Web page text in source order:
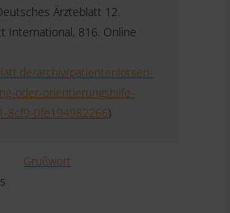
Ärzteblatt 12.
International, 816. Online
archiv/patientenlotsen-
oder-orientierungshilfe-
8cf9-0fe194982266)
Grußwort